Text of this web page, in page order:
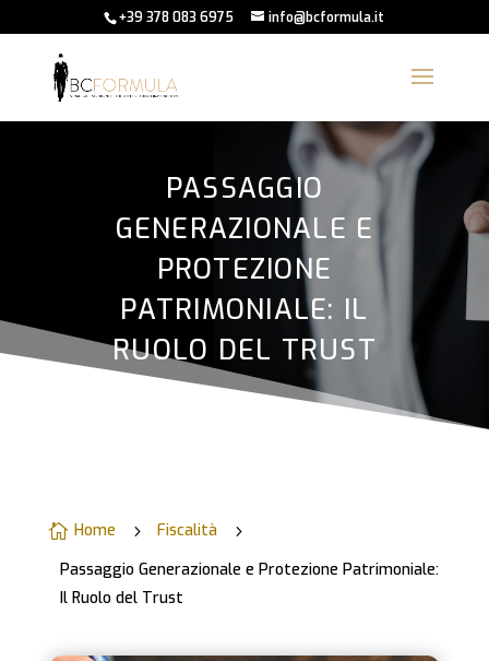
+39 378 083 6975 info@bcformula.it
PASSAGGIO
GENERAZIONALE E
PROTEZIONE
PATRIMONIALE: IL
RUOLO DEL TRUST
 Home 5 Fiscalità 5
Passaggio Generazionale e Protezione Patrimoniale:
Il Ruolo del Trust